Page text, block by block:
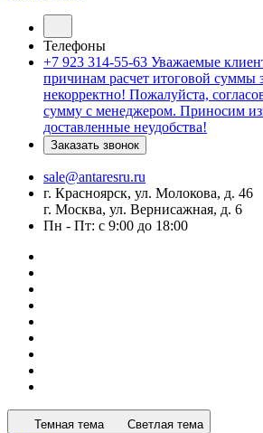
Телефоны
+7 923 314-55-63 Уважаемые
причинам расчет итоговой суммы
некорректно! Пожалуйста,
сумму с менеджером. Приносим
доставленные неудобства!
Заказать звонок
sale@antaresru.ru
г. Красноярск, ул. Молокова, д. 46
г. Москва, ул. Вернисажная, д. 6
Пн - Пт: с 9:00 до 18:00
Темная тема Светлая тема